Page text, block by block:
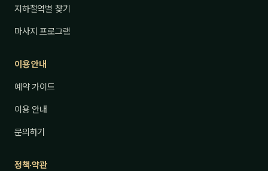
지하철역별 찾기
마사지 프로그램
이용 안내
예약 가이드
이용 안내
문의하기
정책·약관